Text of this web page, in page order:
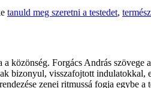
tanuld meg szeretni a testedet,
közönség. Forgács András
bizonyul, visszafojtott
zenei ritmussá fogja egybe